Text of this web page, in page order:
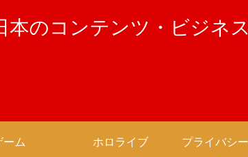
本のコンテンツ・ビジネス
ーム ホロライブ